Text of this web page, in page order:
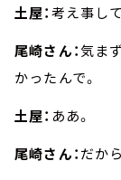
土屋：考え事し
尾崎さん：気ま
かったんで。
土屋： ああ。
尾崎さん：だか